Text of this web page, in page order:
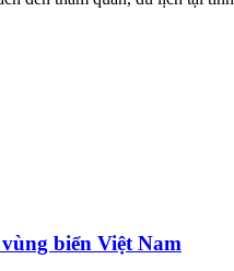
biển Việt Nam